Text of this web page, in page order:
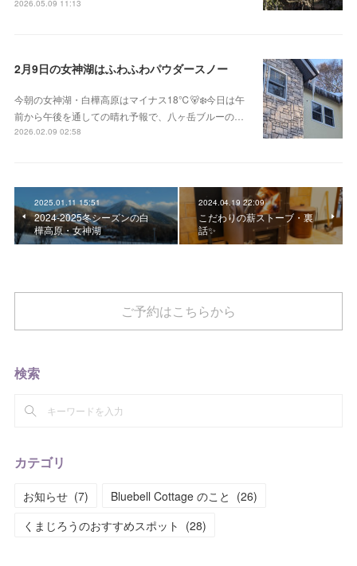
2026.05.09 11:13
2月9日の女神湖はふわふわパウダースノー
今朝の女神湖・白樺高原はマイナス18℃🐻‍❄️今日は午
前から午後を通しての晴れ予報で、八ヶ岳ブルーの…
2026.02.09 02:58
2025.01.11 15:51
2024-2025冬シーズンの白
樺高原・女神湖
2024.04.19 22:09
こだわりの薪ストーブ・裏
話✨
ご予約はこちらから
検索
カテゴリ
お知らせ (7) Bluebell Cottage のこと (26)
くまじろうのおすすめスポット (28)